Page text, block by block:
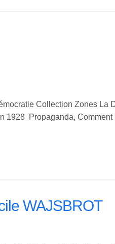
Collection Zones La
Comment
WAJSBROT